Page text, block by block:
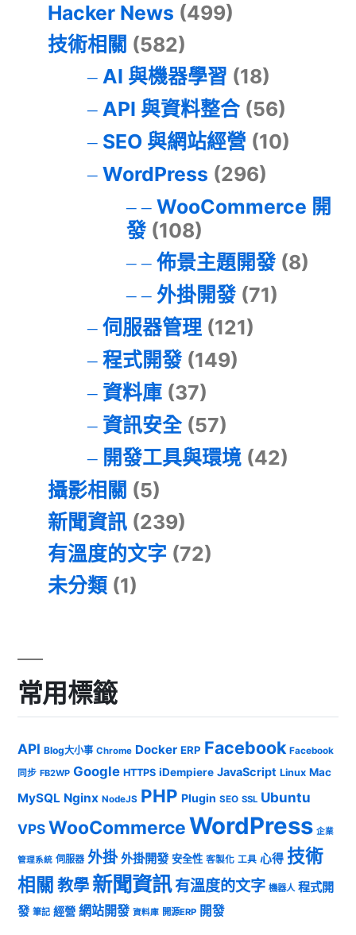
Hacker News (499)
技術相關 (582)
AI 與機器學習 (18)
API 與資料整合(56)
SEO 與網站經營 (10)
WordPress (296)
WooCommerce 開
發(108)
佈景主題開發(8)
外掛開發(71)
伺服器管理(121)
程式開發(149)
資料庫(37)
資訊安全(57)
開發工具與環境(42)
攝影相關 (5)
新聞資訊 (239)
有溫度的文字 (72)
未分類 (1)
常用標籤
API Blog大小事 Chrome Docker ERP Facebook Facebook
同步 FB2WP Google HTTPS iDempiere JavaScript Linux Mac
MySQL Nginx NodeJS PHP Plugin SEO SSL Ubuntu
VPSWooCommerceWordPress 企業
管理系統 伺服器 外掛 外掛開發 安全性 客製化 工具 心得 技術
相關 教學 新聞資訊有溫度的文字 機器人 程式開
發 筆記 經營 網站開發 資料庫 開源ERP 開發